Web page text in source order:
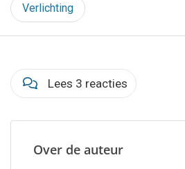
Verlichting
Lees 3 reacties
Over de auteur